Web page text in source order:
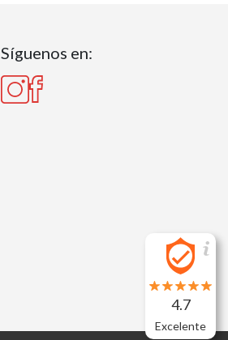
Síguenos en:
4.7
Excelente